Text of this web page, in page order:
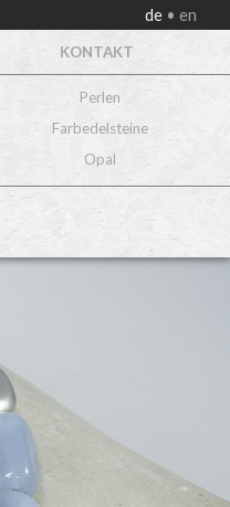
de en
KONTAKT
Perlen
Farbedelsteine
Opal